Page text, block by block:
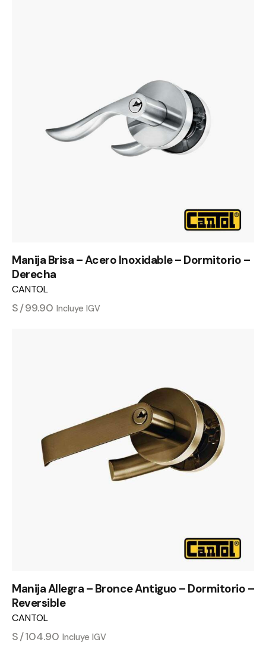
Manija Brisa – Acero Inoxidable – Dormitorio –
Derecha
CANTOL
S/99.90 Incluye IGV
Manija Allegra – Bronce Antiguo – Dormitorio –
Reversible
CANTOL
S/104.90 Incluye IGV